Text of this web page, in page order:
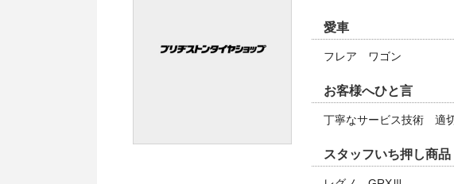
愛車
フレア ワゴン
お客様へひと言
丁寧なサービス技術 適
スタッフいち押し商品